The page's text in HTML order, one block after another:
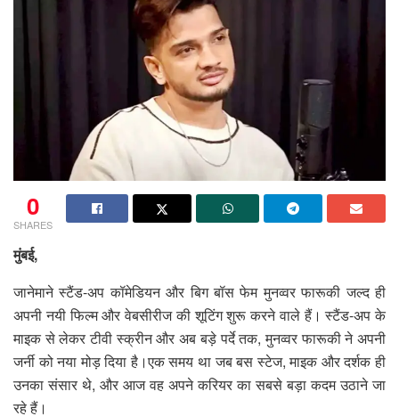
0
SHARES
मुंबई,
जानेमाने स्टैंड-अप कॉमेडियन और बिग बॉस फेम मुनव्वर फारूकी जल्द ही
अपनी नयी फिल्म और वेबसीरीज की शूटिंग शुरू करने वाले हैं। स्टैंड-अप के
माइक से लेकर टीवी स्क्रीन और अब बड़े पर्दे तक, मुनव्वर फारूकी ने अपनी
जर्नी को नया मोड़ दिया है।एक समय था जब बस स्टेज, माइक और दर्शक ही
उनका संसार थे, और आज वह अपने करियर का सबसे बड़ा कदम उठाने जा
रहे हैं।